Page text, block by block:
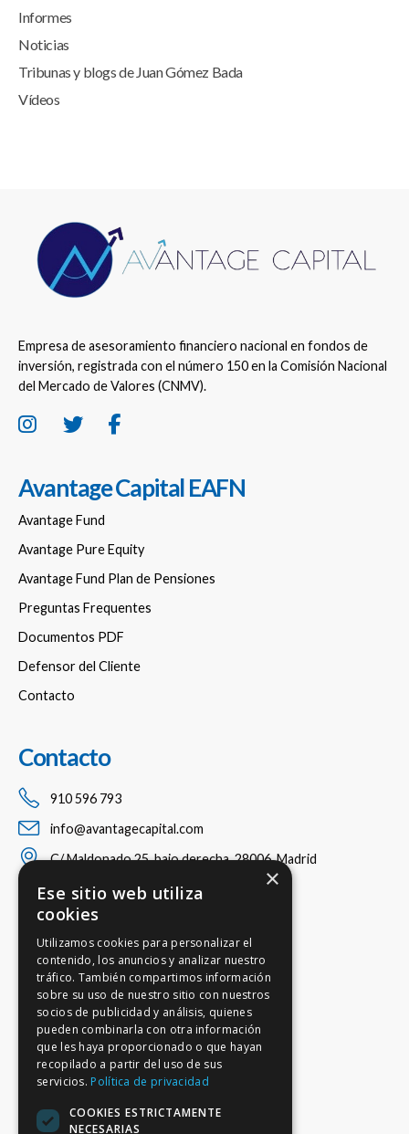
Informes
Noticias
Tribunas y blogs de Juan Gómez Bada
Vídeos
Empresa de asesoramiento financiero nacional en fondos de
inversión, registrada con el número 150 en la Comisión Nacional
del Mercado de Valores (CNMV).
Avantage Capital EAFN
Avantage Fund
Avantage Pure Equity
Avantage Fund Plan de Pensiones
Preguntas Frequentes
Documentos PDF
Defensor del Cliente
Contacto
Contacto
910 596 793
info@avantagecapital.com
C/ Maldonado 25, bajo derecha, 28006, Madrid
×
Ese sitio web utiliza
cookies
Utilizamos cookies para personalizar el
contenido, los anuncios y analizar nuestro
tráfico. También compartimos información
sobre su uso de nuestro sitio con nuestros
socios de publicidad y análisis, quienes
pueden combinarla con otra información
que les haya proporcionado o que hayan
recopilado a partir del uso de sus
servicios. Política de privacidad
COOKIES ESTRICTAMENTE
NECESARIAS